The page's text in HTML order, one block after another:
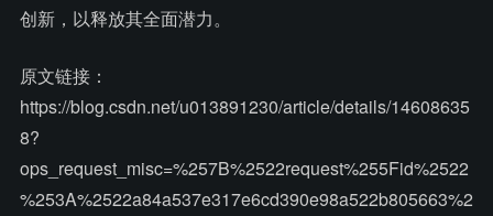
创新，以释放其全面潜力。
原文链接：
https://blog.csdn.net/u013891230/article/details/14608635
8?
ops_request_misc=%257B%2522request%255Fid%2522
%253A%2522a84a537e317e6cd390e98a522b805663%2